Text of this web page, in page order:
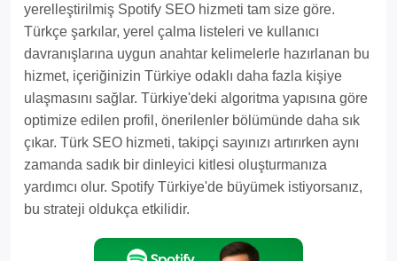
yerelleştirilmiş Spotify SEO hizmeti tam size göre.
Türkçe şarkılar, yerel çalma listeleri ve kullanıcı
davranışlarına uygun anahtar kelimelerle hazırlanan bu
hizmet, içeriğinizin Türkiye odaklı daha fazla kişiye
ulaşmasını sağlar. Türkiye'deki algoritma yapısına göre
optimize edilen profil, önerilenler bölümünde daha sık
çıkar. Türk SEO hizmeti, takipçi sayınızı artırırken aynı
zamanda sadık bir dinleyici kitlesi oluşturmanıza
yardımcı olur. Spotify Türkiye'de büyümek istiyorsanız,
bu strateji oldukça etkilidir.